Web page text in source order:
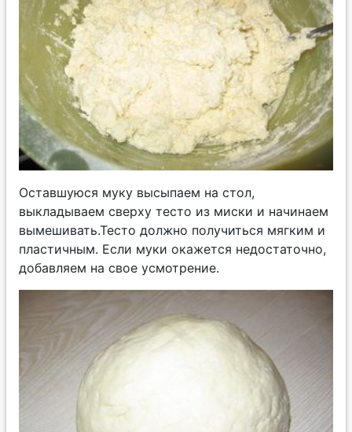
Оставшуюся муку высыпаем на стол,
выкладываем сверху тесто из миски и начинаем
вымешивать.Тесто должно получиться мягким и
пластичным. Если муки окажется недостаточно,
добавляем на свое усмотрение.